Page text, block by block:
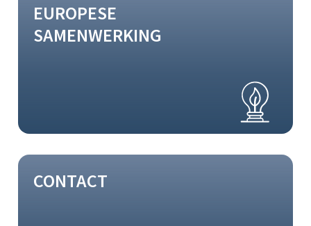
EUROPESE
SAMENWERKING
CONTACT